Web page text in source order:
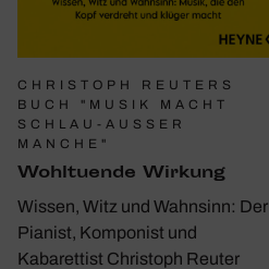
CHRISTOPH REUTERS
BUCH "MUSIK MACHT
SCHLAU-AUSSER M
ANCHE"
Wohl­tu­ende Wirkung
Wissen, Witz und Wahnsinn: Der
Pianist, Komponist und
Kabarettist Christoph Reuter